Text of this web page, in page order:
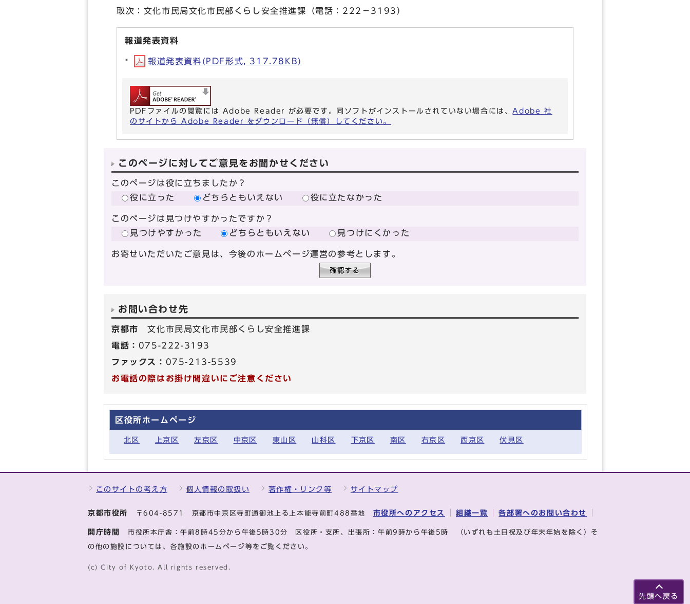
取次：文化市民局文化市民部くらし安全推進課（電話：222－3193）
報道発表資料
報道発表資料(PDF形式, 317.78KB)
PDFファイルの閲覧には Adobe Reader が必要です。同ソフトがインストールされていない場合には、Adobe 社
のサイトから Adobe Reader をダウンロード（無償）してください。
このページに対してご意見をお聞かせください
このページは役に立ちましたか？
役に立った
どちらともいえない 役に立たなかった
このページは見つけやすかったですか？
見つけやすかった
どちらともいえない 見つけにくかった
お寄せいただいたご意見は、今後のホームページ運営の参考とします。
お問い合わせ先
京都市文化市民局文化市民部くらし安全推進課
電話： 075-222-3193
ファックス： 075-213-5539
お電話の際はお掛け間違いにご注意ください
区役所ホームページ
北区 上京区 左京区 中京区 東山区 山科区 下京区 南区 右京区 西京区 伏見区
先頭へ戻る
このサイトの考え方 個人情報の取扱い 著作権・リンク等 サイトマップ
京都市役所 〒604-8571 京都市中京区寺町通御池上る上本能寺前町488番地 市役所へのアクセス 組織一覧 各部署へのお問い合わせ
開庁時間 市役所本庁舎：午前8時45分から午後5時30分 区役所・支所、出張所：午前9時から午後5時 （いずれも土日祝及び年末年始を除く）そ
の他の施設については、各施設のホームページ等をご覧ください。
(c) City of Kyoto. All rights reserved.